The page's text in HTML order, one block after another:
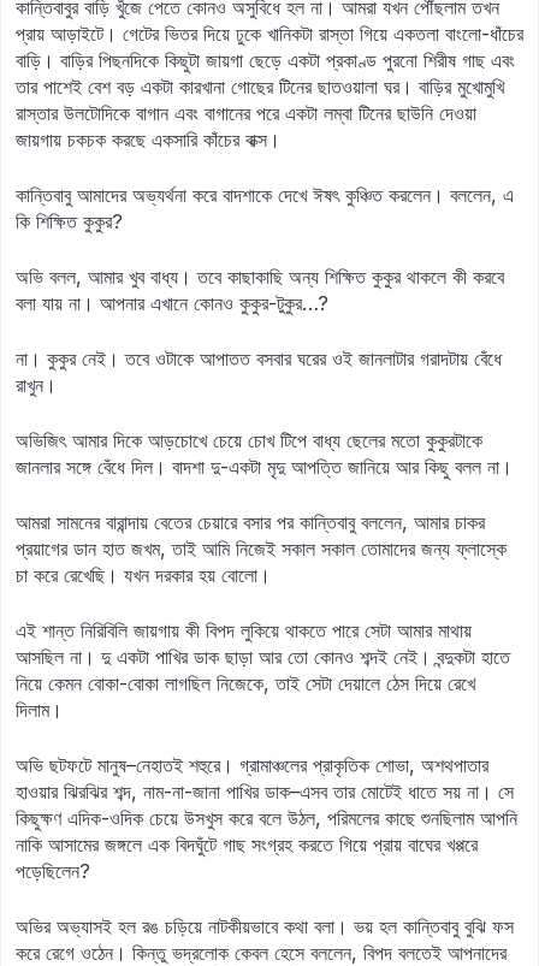
কান্তিবাবুর বাড়ি খুঁজে পেতে কোনও অসুবিধে হল না। আমরা যখন পৌঁছলাম তখন
প্রায় আড়াইটে। গেটের ভিতর দিয়ে ঢুকে খানিকটা রাস্তা গিয়ে একতলা বাংলো-ধাঁচের
বাড়ি। বাড়ির পিছনদিকে কিছুটা জায়গা ছেড়ে একটা প্রকাণ্ড পুরনো শিরীষ গাছ এবং
তার পাশেই বেশ বড় একটা কারখানা গোছের টিনের ছাতওয়ালা ঘর। বাড়ির মুখোমুখি
রাস্তার উলটোদিকে বাগান এবং বাগানের পরে একটা লম্বা টিনের ছাউনি দেওয়া
জায়গায় চকচক করছে একসারি কাঁচের বাক্স।
কান্তিবাবু আমাদের অভ্যর্থনা করে বাদশাকে দেখে ঈষৎ কুঞ্চিত করলেন। বললেন, এ
কি শিক্ষিত কুকুর?
অভি বলল, আমার খুব বাধ্য। তবে কাছাকাছি অন্য শিক্ষিত কুকুর থাকলে কী করবে
বলা যায় না। আপনার এখানে কোনও কুকুর-টুকুর…?
না। কুকুর নেই। তবে ওটাকে আপাতত বসবার ঘরের ওই জানলাটার গরাদটায় বেঁধে
রাখুন।
অভিজিৎ আমার দিকে আড়চোখে চেয়ে চোখ টিপে বাধ্য ছেলের মতো কুকুরটাকে
জানলার সঙ্গে বেঁধে দিল। বাদশা দু-একটা মৃদু আপত্তি জানিয়ে আর কিছু বলল না।
আমরা সামনের বারান্দায় বেতের চেয়ারে বসার পর কান্তিবাবু বললেন, আমার চাকর
প্রয়াগের ডান হাত জখম, তাই আমি নিজেই সকাল সকাল তোমাদের জন্য ফ্লাস্কে
চা করে রেখেছি। যখন দরকার হয় বোলো।
এই শান্ত নিরিবিলি জায়গায় কী বিপদ লুকিয়ে থাকতে পারে সেটা আমার মাথায়
আসছিল না। দু একটা পাখির ডাক ছাড়া আর তো কোনও শব্দই নেই। বন্দুকটা হাতে
নিয়ে কেমন বোকা-বোকা লাগছিল নিজেকে, তাই সেটা দেয়ালে ঠেস দিয়ে রেখে
দিলাম।
অভি ছটফটে মানুষ–নেহাতই শহুরে। গ্রামাঞ্চলের প্রাকৃতিক শোভা, অশথপাতার
হাওয়ার ঝিরঝির শব্দ, নাম-না-জানা পাখির ডাক–এসব তার মোটেই ধাতে সয় না। সে
কিছুক্ষণ এদিক-ওদিক চেয়ে উসখুস করে বলে উঠল, পরিমলের কাছে শুনছিলাম আপনি
নাকি আসামের জঙ্গলে এক বিদঘুঁটে গাছ সংগ্রহ করতে গিয়ে প্রায় বাঘের খপ্পরে
পড়েছিলেন?
অভির অভ্যাসই হল রঙ চড়িয়ে নাটকীয়ভাবে কথা বলা। ভয় হল কান্তিবাবু বুঝি ফস
করে রেগে ওঠেন। কিন্তু ভদ্রলোক কেবল হেসে বললেন, বিপদ বলতেই আপনাদের